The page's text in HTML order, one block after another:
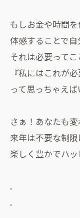
もしお金や時間
体感することで
それは必要ってこ
『私にはこれが必
って思っちゃえ
さぁ！あなたも
来年は不要な制
楽しく豊かでハッ
.
.